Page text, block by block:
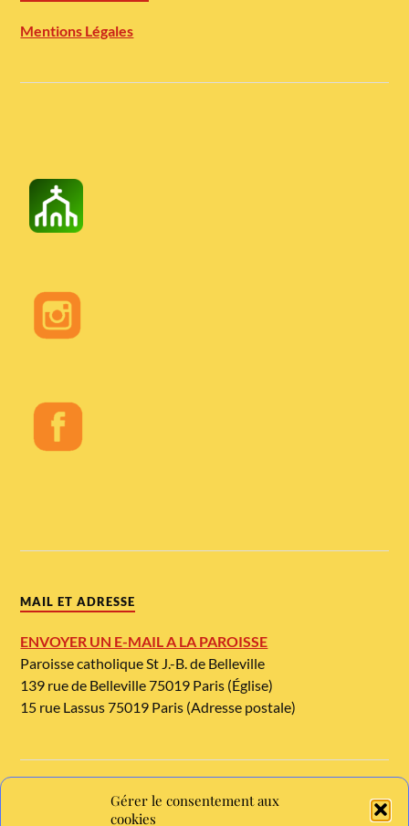
Gérer le consentement aux
cookies
Mentions Légales
MAIL ET ADRESSE
ENVOYER UN E-MAIL A LA PAROISSE
Paroisse catholique St J.-B. de Belleville
139 rue de Belleville 75019 Paris (Église)
15 rue Lassus 75019 Paris (Adresse postale)
TELEPHONE ET METRO